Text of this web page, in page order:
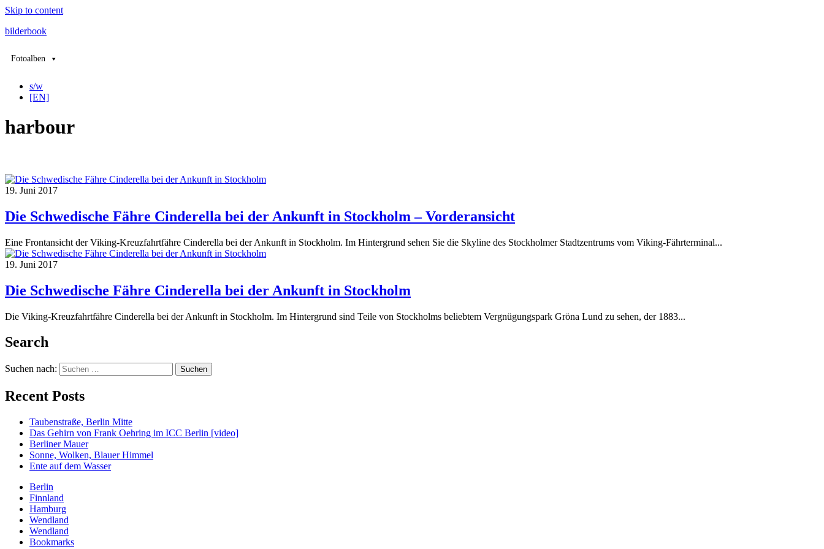
Skip to content
bilderbook
Fotoalben
s/w
[EN]
harbour
19. Juni 2017
Die Schwedische Fähre Cinderella bei der Ankunft in Stockholm – Vorderansicht
Eine Frontansicht der Viking-Kreuzfahrtfähre Cinderella bei der Ankunft in Stockholm. Im Hintergrund sehen Sie die Skyline des Stockholmer Stadtzentrums vom Viking-Fährterminal...
19. Juni 2017
Die Schwedische Fähre Cinderella bei der Ankunft in Stockholm
Die Viking-Kreuzfahrtfähre Cinderella bei der Ankunft in Stockholm. Im Hintergrund sind Teile von Stockholms beliebtem Vergnügungspark Gröna Lund zu sehen, der 1883...
Search
Suchen nach:
Recent Posts
Taubenstraße, Berlin Mitte
Das Gehirn von Frank Oehring im ICC Berlin [video]
Berliner Mauer
Sonne, Wolken, Blauer Himmel
Ente auf dem Wasser
Berlin
Finnland
Hamburg
Wendland
Wendland
Bookmarks